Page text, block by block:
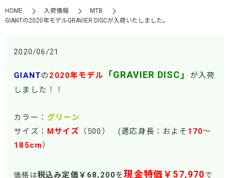
HOME 入荷情報
MTB
GIANTの2020年モデルGRAVIER DISCが入荷いたしました。
2020/06/21
GIANTの 2020年モデル 「GRAVIER DISC」
が入荷
しました！！
カラー： グリーン
サイズ：
Mサイズ （500） (適応身長：およそ 170～
185cm）
価格は税込み定価￥68,200を現金特価￥57,970で